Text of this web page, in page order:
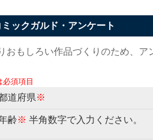
ミックガルド・アンケート
おもしろい作品づくりのため、ア
須項目
道府県※
齢※ 半角数字で入力ください。